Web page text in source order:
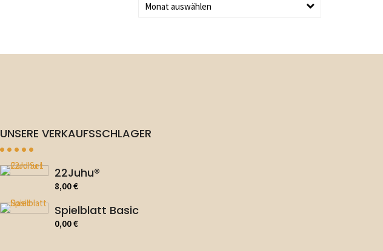
Monat auswählen
UNSERE VERKAUFSSCHLAGER
22Juhu®
8,00€
Spielblatt Basic
0,00€